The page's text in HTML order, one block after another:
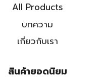
All Products
บทความ
เกี่ยวกับเรา
สินค้ายอดนิยม